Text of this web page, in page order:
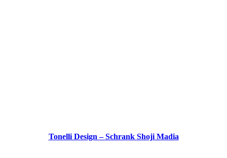
Tonelli Design – Schrank Shoji Madia